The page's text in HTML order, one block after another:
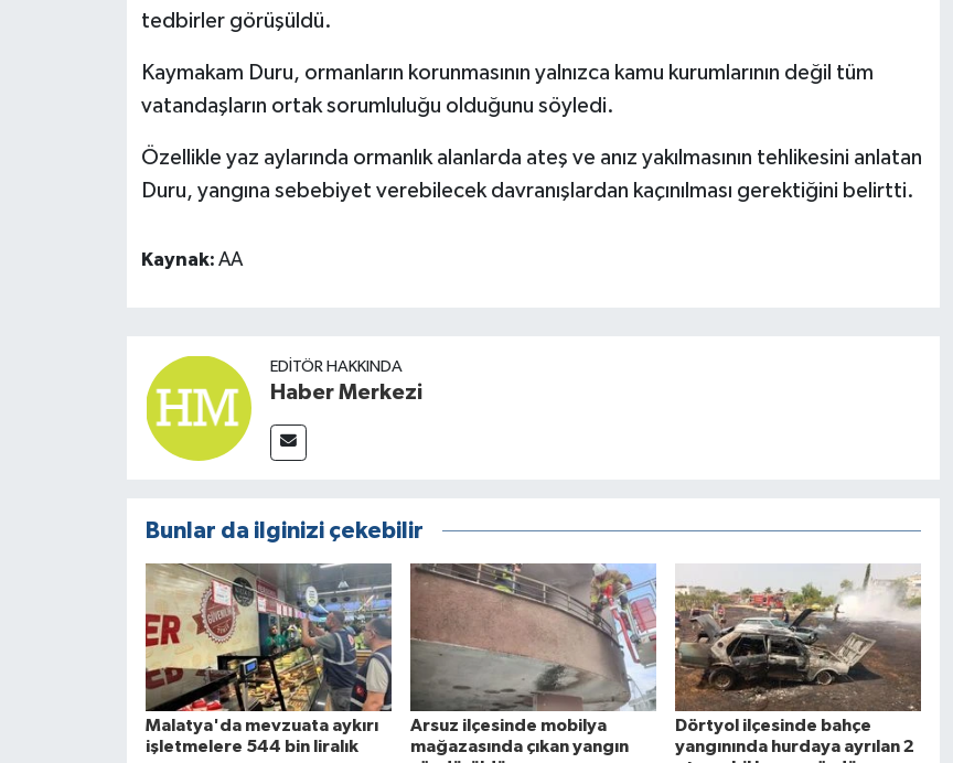
tedbirler görüşüldü.
Kaymakam Duru, ormanların korunmasının yalnızca kamu kurumlarının değil tüm
vatandaşların ortak sorumluluğu olduğunu söyledi.
Özellikle yaz aylarında ormanlık alanlarda ateş ve anız yakılmasının tehlikesini anlatan
Duru, yangına sebebiyet verebilecek davranışlardan kaçınılması gerektiğini belirtti.
Kaynak: AA
EDITÖR HAKKINDA
Haber Merkezi
Bunlar da ilginizi çekebilir
Malatya'da mevzuata aykırı
işletmelere 544 bin liralık
Arsuz ilçesinde mobilya
mağazasında çıkan yangın
Dörtyol ilçesinde bahçe
yangınında hurdaya ayrılan 2